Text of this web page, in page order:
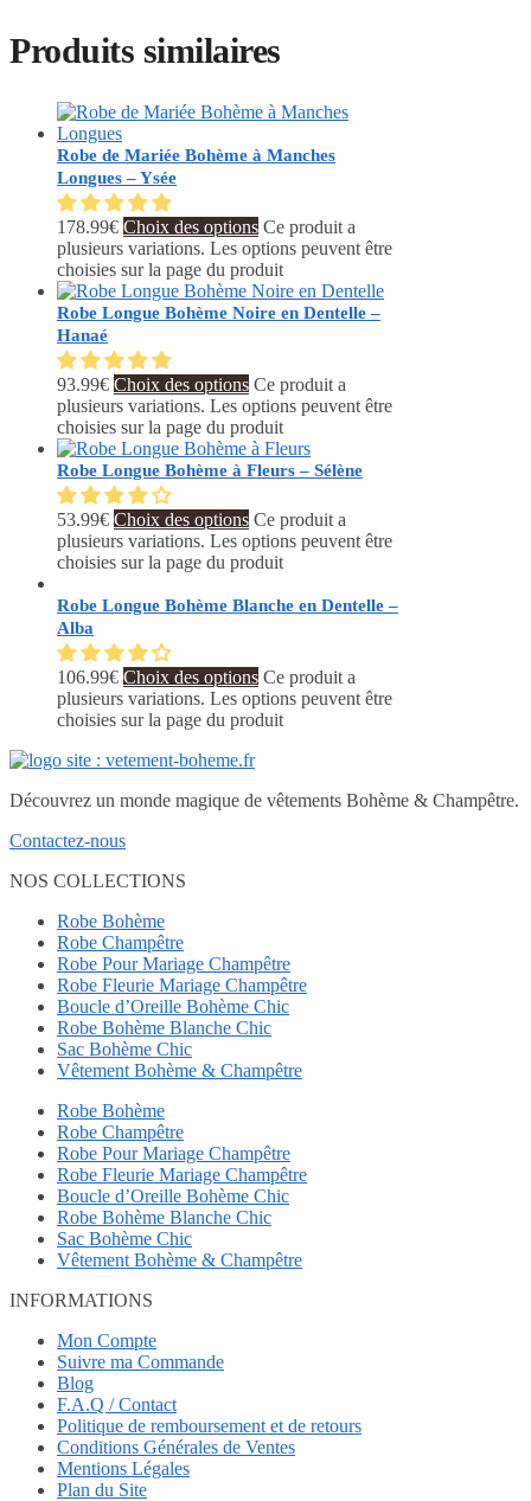
Produits similaires
Robe de Mariée Bohème à Manches
Longues – Ysée
178.99€ Choix des options Ce produit a
plusieurs variations. Les options peuvent être
choisies sur la page du produit
Robe Longue Bohème Noire en Dentelle –
Hanaé
93.99€ Choix des options Ce produit a
plusieurs variations. Les options peuvent être
choisies sur la page du produit
Robe Longue Bohème à Fleurs – Sélène
53.99€ Choix des options Ce produit a
plusieurs variations. Les options peuvent être
choisies sur la page du produit
Robe Longue Bohème Blanche en Dentelle –
Alba
106.99€ Choix des options Ce produit a
plusieurs variations. Les options peuvent être
choisies sur la page du produit
Découvrez un monde magique de vêtements Bohème & Champêtre.
Contactez-nous
NOS COLLECTIONS
Robe Bohème
Robe Champêtre
Robe Pour Mariage Champêtre
Robe Fleurie Mariage Champêtre
Boucle d’Oreille Bohème Chic
Robe Bohème Blanche Chic
Sac Bohème Chic
Vêtement Bohème & Champêtre
Robe Bohème
Robe Champêtre
Robe Pour Mariage Champêtre
Robe Fleurie Mariage Champêtre
Boucle d’Oreille Bohème Chic
Robe Bohème Blanche Chic
Sac Bohème Chic
Vêtement Bohème & Champêtre
INFORMATIONS
Mon Compte
Suivre ma Commande
Blog
F.A.Q / Contact
Politique de remboursement et de retours
Conditions Générales de Ventes
Mentions Légales
Plan du Site